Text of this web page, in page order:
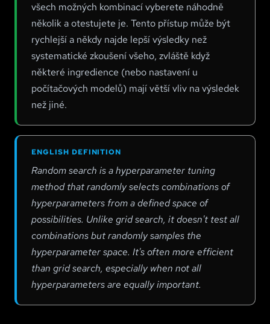
všech možných kombinací vyberete náhodně
několik a otestujete je. Tento přístup může být
rychlejší a někdy najde lepší výsledky než
systematické zkoušení všeho, zvláště když
některé ingredience (nebo nastavení u
počítačových modelů) mají větší vliv na výsledek
než jiné.
ENGLISH DEFINITION
Random search is a hyperparameter tuning
method that randomly selects combinations of
hyperparameters from a defined space of
possibilities. Unlike grid search, it doesn't test all
combinations but randomly samples the
hyperparameter space. It's often more efficient
than grid search, especially when not all
hyperparameters are equally important.